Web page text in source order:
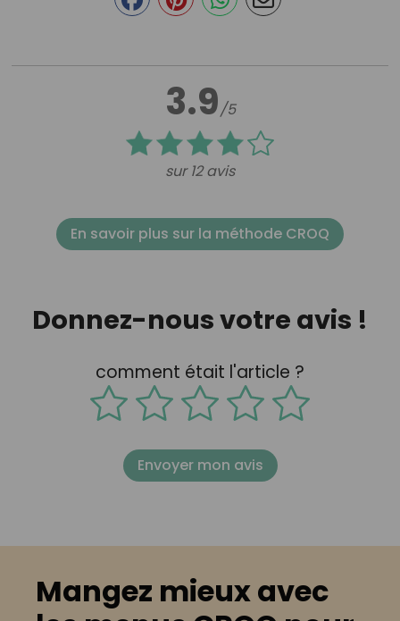
3.9/5
sur 12 avis
En savoir plus sur la méthode CROQ
Donnez-nous votre avis !
comment était l'article ?
Envoyer mon avis
Mangez mieux avec